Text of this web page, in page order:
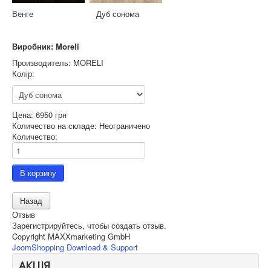
Венге Дуб сонома
Виробник: Moreli
Производитель: MORELI
Колір:
Цена: 6950 грн
Количество на складе: Неограничено
Количество:
Отзыв
Зарегистрируйтесь, чтобы создать отзыв.
Copyright MAXXmarketing GmbH
JoomShopping Download & Support